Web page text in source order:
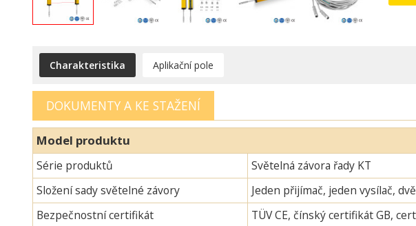
Charakteristika Aplikační pole
DOKUMENTY A KE STAŽENÍ
Model produktu
Série produktů
Světelná závora řady KT
Složení sady světelné závory
Jeden přijímač, jeden vysílač,
Bezpečnostní certifikát
TÜV CE, čínský certifikát GB,